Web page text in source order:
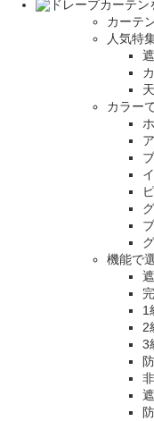
カーテ
人気特
カラー
機能で
1
2
3